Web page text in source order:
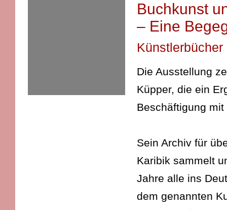
Buchkunst
– Eine
Die Ausstellung
Küpper, die ein
Beschäftigung
Sein Archiv für
Karibik sammelt
Jahre alle ins
dem genannten